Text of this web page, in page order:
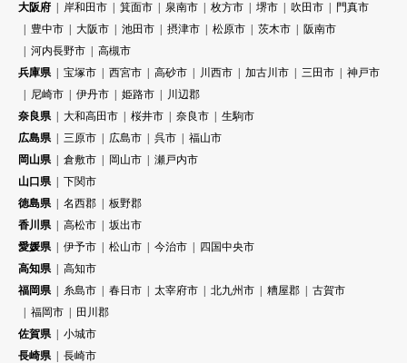
大阪府
岸和田市 箕面市 泉南市 枚方市 堺市 吹田市
門真市
豊中市
大阪市 池田市 摂津市 松原市 茨木市
阪南市
河内長野市
高槻市
兵庫県
宝塚市 西宮市 高砂市 川西市 加古川市 三田市
神戸市
尼崎市
伊丹市 姫路市
川辺郡
奈良県
大和高田市 桜井市 奈良市
生駒市
広島県
三原市 広島市 呉市
福山市
岡山県
倉敷市 岡山市
瀬戸内市
山口県
下関市
徳島県
名西郡
板野郡
香川県
高松市
坂出市
愛媛県
伊予市 松山市 今治市
四国中央市
高知県
高知市
福岡県
糸島市 春日市 太宰府市 北九州市 糟屋郡
古賀市
福岡市
田川郡
佐賀県
小城市
長崎県
長崎市